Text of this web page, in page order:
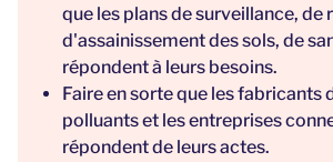
que les plans de surveillance, de
d'assainissement des sols, de
répondent à leurs besoins.
Faire en sorte que les fabricants
polluants et les entreprises
répondent de leurs actes.